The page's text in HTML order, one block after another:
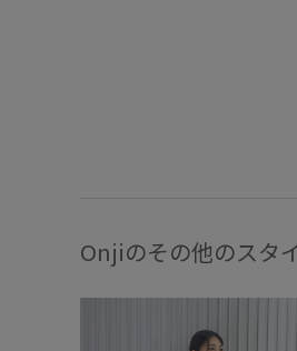
Onjiのその他のスタ